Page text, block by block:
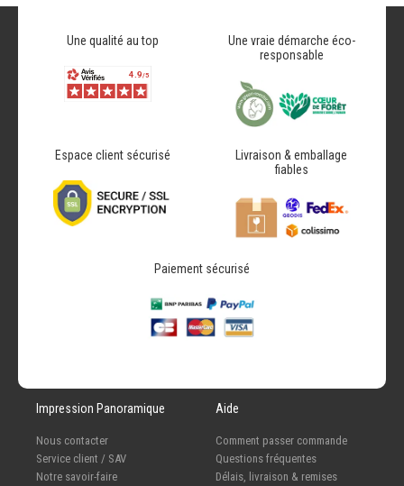
Une qualité au top
Une vraie démarche éco-
responsable
Espace client sécurisé
Livraison & emballage
fiables
Paiement sécurisé
Impression Panoramique
Nous contacter
Service client / SAV
Notre savoir-faire
Aide
Comment passer commande
Questions fréquentes
Délais, livraison & remises